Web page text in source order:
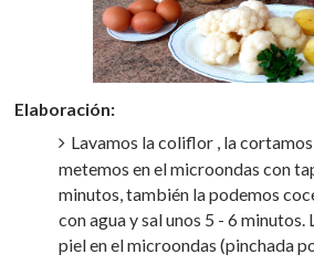
Elaboración:
Lavamos la coliflor , la
metemos en el microondas con
minutos, también la podemos
con agua y sal unos 5 - 6 minutos.
piel en el microondas (pinchada